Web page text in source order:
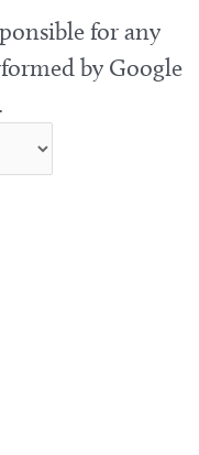
for any
by Google